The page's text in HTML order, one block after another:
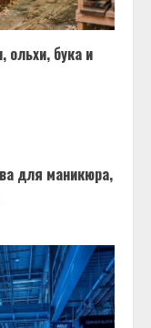
ольхи, бука и
для маникюра,